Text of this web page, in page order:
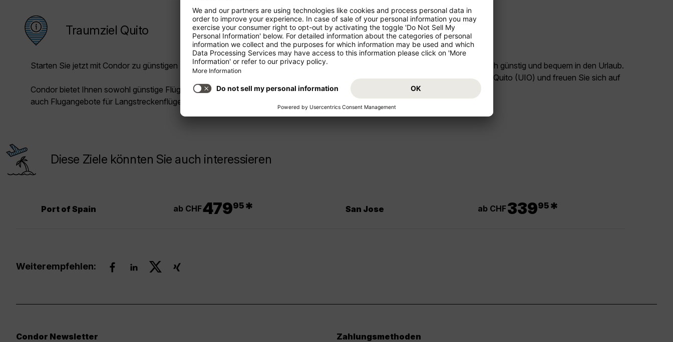
Traumziel Quito
Starten Sie jetzt mit Condor zu günstigen Preisen in Ihren Urlaub!
Condor bietet Ihnen sowohl günstige Flüge für die Kurz- und Mittelstrecke als
auch Flugangebote für Langstreckenflüge.
Starten Sie von Ihrem Abflugsland Österreich günstig und bequem in den Urlaub.
Buchen Sie jetzt den Flug Salzburg (SZG) - Quito (UIO) und freuen Sie sich auf
Ihr Reiseziel Ecuador!
Diese Ziele könnten Sie auch interessieren
Port of Spain ab CHF47995 * San Jose ab CHF33995 *
Weiterempfehlen:
Condor Newsletter
Zahlungsmethoden